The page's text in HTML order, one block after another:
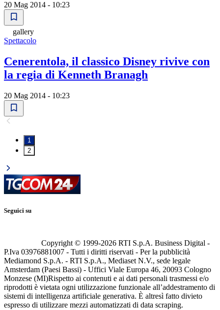
20 Mag 2014 - 10:23
gallery
Spettacolo
Cenerentola, il classico Disney rivive con
la regia di Kenneth Branagh
20 Mag 2014 - 10:23
1
2
Seguici su
Copyright © 1999-2026 RTI S.p.A. Business Digital -
P.Iva 03976881007 - Tutti i diritti riservati - Per la pubblicità
Mediamond S.p.A. - RTI S.p.A., Mediaset N.V., sede legale
Amsterdam (Paesi Bassi) - Uffici Viale Europa 46, 20093 Cologno
Monzese (MI)Rispetto ai contenuti e ai dati personali trasmessi e/o
riprodotti è vietata ogni utilizzazione funzionale all’addestramento di
sistemi di intelligenza artificiale generativa. È altresì fatto divieto
espresso di utilizzare mezzi automatizzati di data scraping.